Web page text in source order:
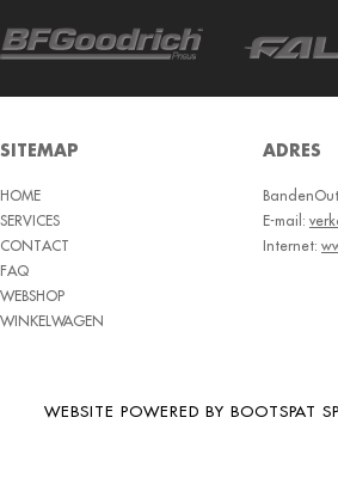
SITEMAP
HOME
SERVICES
CONTACT
FAQ
WEBSHOP
WINKELWAGEN
ADRES
E-mail:
Internet:
WEBSITE POWERED BY BOOTSPAT